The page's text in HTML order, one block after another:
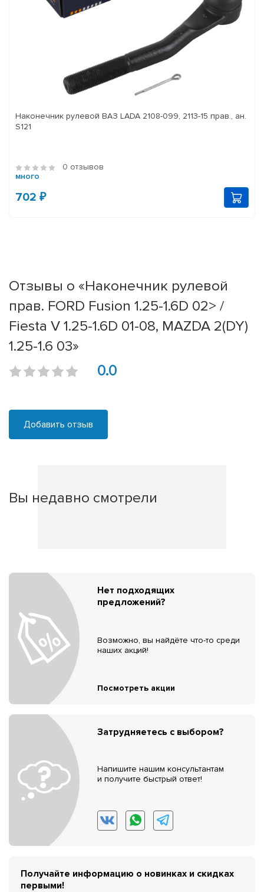
Наконечник рулевой ВАЗ LADA 2108-099, 2113-15 прав., ан.
S121
0 отзывов
много
702 ₽
Отзывы о «Наконечник рулевой
прав. FORD Fusion 1.25-1.6D 02> /
Fiesta V 1.25-1.6D 01-08, MAZDA 2(DY)
1.25-1.6 03»
0.0
Добавить отзыв
Вы недавно смотрели
Нет подходящих
предложений?
Возможно, вы найдёте что-то среди
наших акций!
Посмотреть акции
Затрудняетесь с выбором?
Напишите нашим консультантам
и получите быстрый ответ!
Получайте информацию о новинках и скидках
первыми!